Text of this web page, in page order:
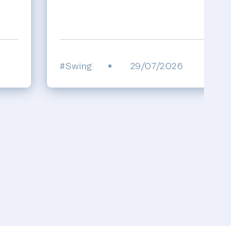
#Swing • 29/07/2026